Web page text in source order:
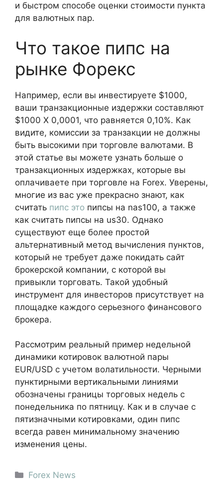
и быстром способе оценки стоимости пункта
для валютных пар.
Что такое пипс на
рынке Форекс
Например, если вы инвестируете $1000,
ваши транзакционные издержки составляют
$1000 X 0,0001, что равняется 0,10%. Как
видите, комиссии за транзакции не должны
быть высокими при торговле валютами. В
этой статье вы можете узнать больше о
транзакционных издержках, которые вы
оплачиваете при торговле на Forex. Уверены,
многие из вас уже прекрасно знают, как
считать пипс это пипсы на nas100, а также
как считать пипсы на us30. Однако
существуют еще более простой
альтернативный метод вычисления пунктов,
который не требует даже покидать сайт
брокерской компании, с которой вы
привыкли торговать. Такой удобный
инструмент для инвесторов присутствует на
площадке каждого серьезного финансового
брокера.
Рассмотрим реальный пример недельной
динамики котировок валютной пары
EUR/USD с учетом волатильности. Черными
пунктирными вертикальными линиями
обозначены границы торговых недель с
понедельника по пятницу. Как и в случае с
пятизначными котировками, один пипс
всегда равен минимальному значению
изменения цены.
Forex News